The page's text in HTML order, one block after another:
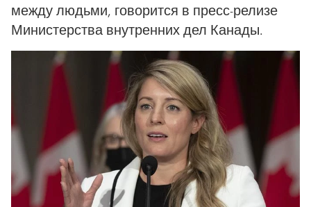
между людьми, говорится в пресс-релизе
Министерства внутренних дел Канады.